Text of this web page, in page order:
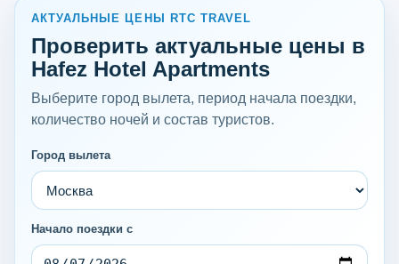
АКТУАЛЬНЫЕ ЦЕНЫ RTC TRAVEL
Проверить актуальные цены в
Hafez Hotel Apartments
Выберите город вылета, период начала поездки,
количество ночей и состав туристов.
Город вылета
Начало поездки с